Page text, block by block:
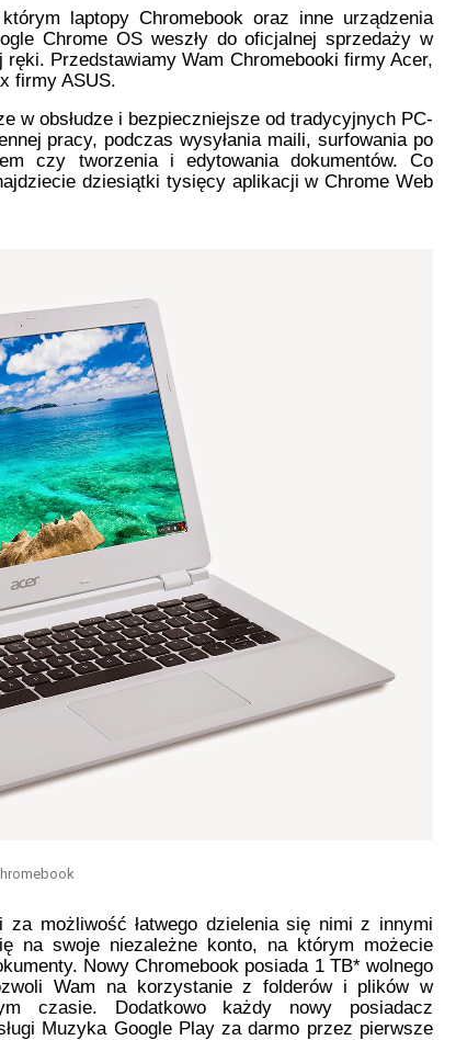
laptopy Chromebook oraz inne urządzenia
Chrome OS weszły do oficjalnej sprzedaży w
Przedstawiamy Wam Chromebooki firmy Acer,
firmy ASUS.
w obsłudze i bezpieczniejsze od tradycyjnych PC-
pracy, podczas wysyłania maili, surfowania po
czy tworzenia i edytowania dokumentów. Co
dziesiątki tysięcy aplikacji w Chrome Web
możliwość łatwego dzielenia się nimi z innymi
na swoje niezależne konto, na którym możecie
Nowy Chromebook posiada 1 TB* wolnego
Wam na korzystanie z folderów i plików w
czasie. Dodatkowo każdy nowy posiadacz
Muzyka Google Play za darmo przez pierwsze